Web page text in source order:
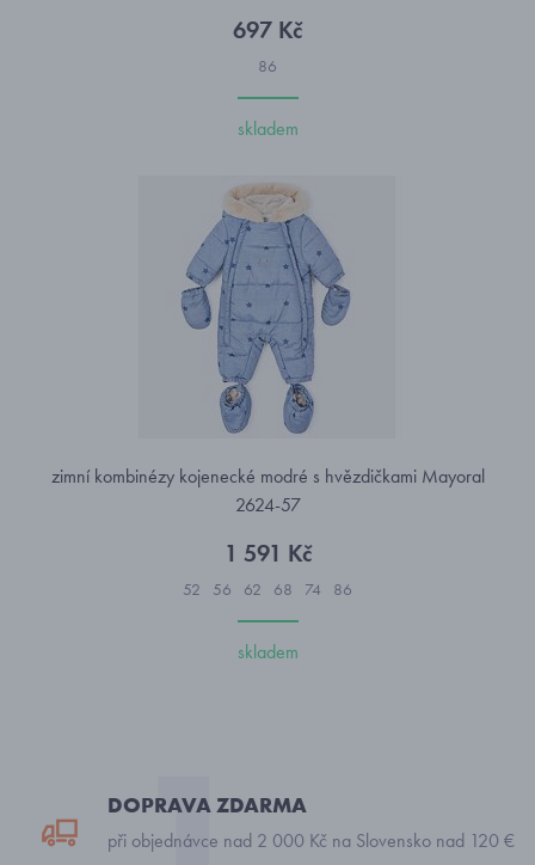
697 Kč
86
skladem
zimní kombinézy kojenecké modré s hvězdičkami Mayoral
2624-57
1 591 Kč
52 56 62 68 74 86
skladem
DOPRAVA ZDARMA
při objednávce nad 2 000 Kč na Slovensko nad 120 €